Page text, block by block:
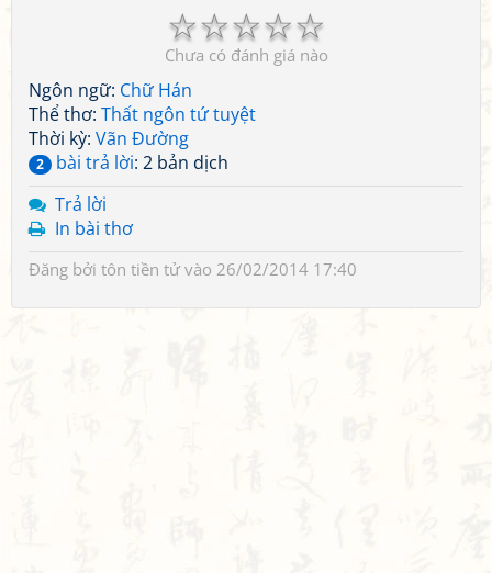
☆
☆
☆
☆
☆
Chưa có đánh giá nào
Ngôn ngữ: Chữ Hán
Thể thơ: Thất ngôn tứ tuyệt
Thời kỳ: Vãn Đường
2 bài trả lời: 2 bản dịch
Trả lời
In bài thơ
Đăng bởi tôn tiền tửvào 26/02/2014 17:40